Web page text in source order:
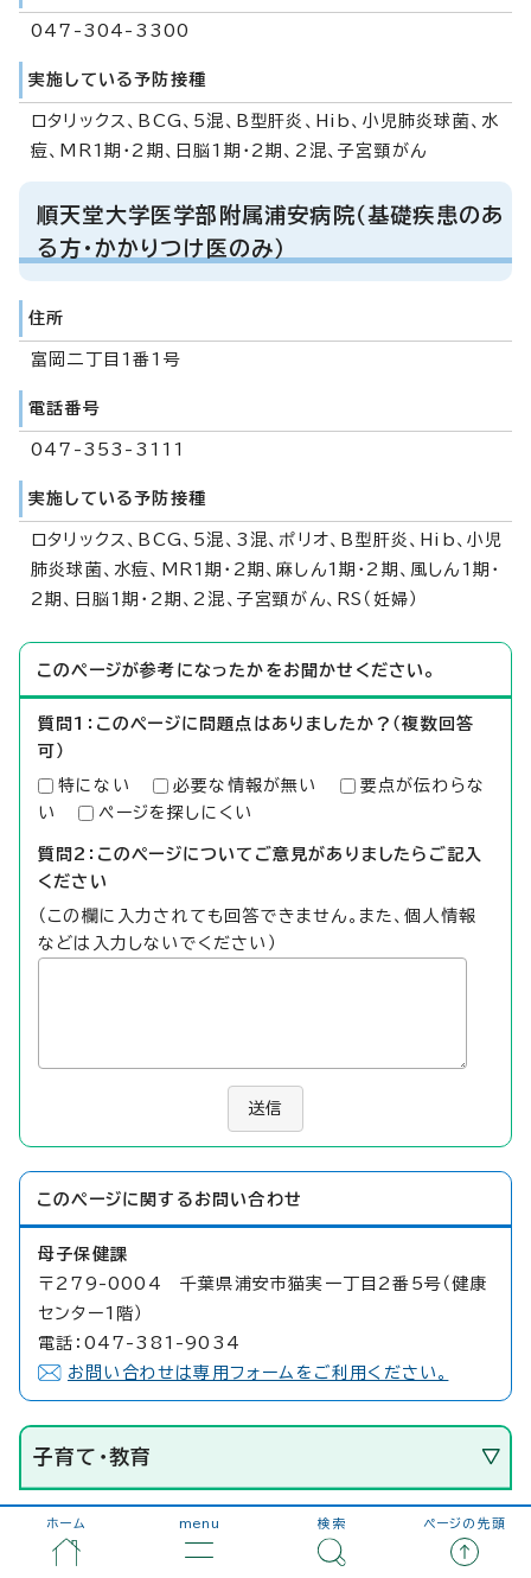
047-304-3300
実施している予防接種
ロタリックス、BCG、5混、B型肝炎、Hib、小児肺炎球菌、水
痘、MR1期・2期、日脳1期・2期、2混、子宮頸がん
順天堂大学医学部附属浦安病院（基礎疾患のあ
る方・かかりつけ医のみ）
住所
富岡二丁目1番1号
電話番号
047-353-3111
実施している予防接種
ロタリックス、BCG、5混、3混、ポリオ、B型肝炎、Hib、小児
肺炎球菌、水痘、MR1期・2期、麻しん1期・2期、風しん1期・
2期、日脳1期・2期、2混、子宮頸がん、RS（妊婦）
このページが参考になったかをお聞かせください。
質問1：このページに問題点はありましたか？（複数回答
可）
特にない 必要な情報が無い
要点が伝わらな
い
ページを探しにくい
質問2：このページについてご意見がありましたらご記入
ください
（この欄に入力されても回答できません。また、個人情報
などは入力しないでください）
送信
このページに関する お問い合わせ
母子保健課
〒279-0004 千葉県浦安市猫実一丁目2番5号（健康
センター1階）
電話：047-381-9034
お問い合わせは専用フォームをご利用ください。
子育て・教育
ホーム menu 検索 ページの先頭